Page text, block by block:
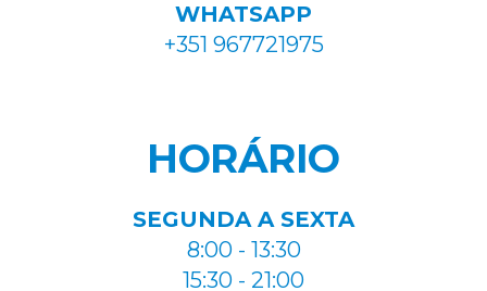
WHATSAPP
+351 967721975
HORÁRIO
SEGUNDA A SEXTA
8:00 - 13:30
15:30 - 21:00